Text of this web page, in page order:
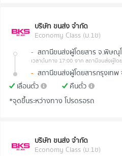
บริษัท ขนส่ง จำกัด
Economy Class (ม.1ข)
- สถานีขนส่งผู้โดยสาร จ.พิษณุ
เวลาต้นทาง 17:00 จาก สถานีขนส่งผู้โด
- สถานีขนส่งผู้โดยสารกรุงเท
เลื่อนตั๋ว
คืนตั๋ว
*จุดขึ้นระหว่างทาง โปรดรอรถ
บริษัท ขนส่ง จำกัด
Economy Class (ม.1ข)